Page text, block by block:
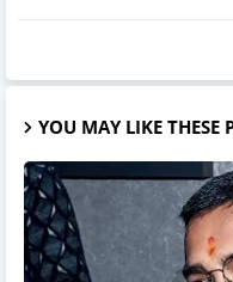
YOU MAY LIKE THESE